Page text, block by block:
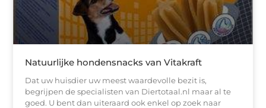
Natuurlijke hondensnacks van Vitakraft
Dat uw huisdier uw meest waardevolle bezit is,
begrijpen de specialisten van Diertotaal.nl maar al te
goed. U bent dan uiteraard ook enkel op zoek naar